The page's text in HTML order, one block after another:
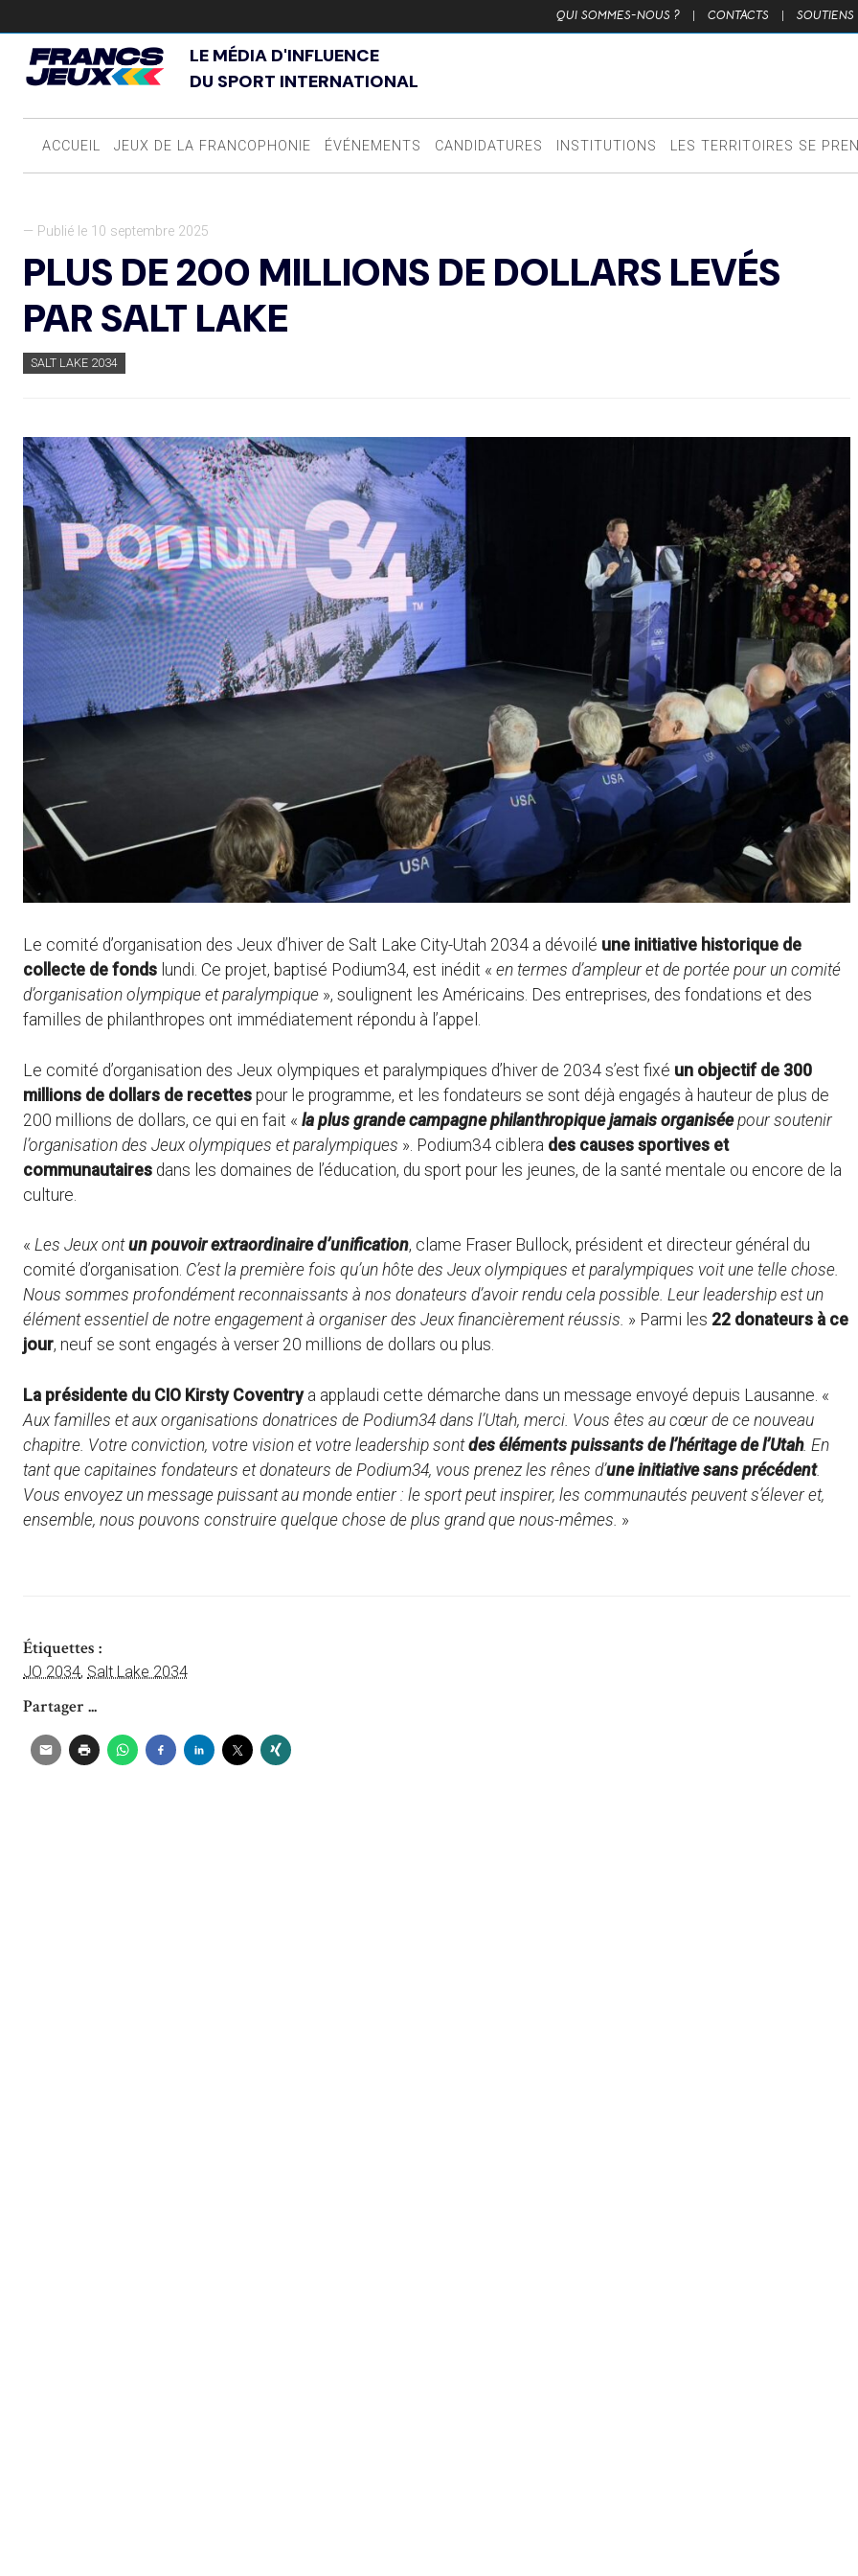
QUI SOMMES-NOUS ? | CONTACTS | SOUTIENS
LE MÉDIA D'INFLUENCE
DU SPORT INTERNATIONAL
ACCUEIL JEUX DE LA FRANCOPHONIE ÉVÉNEMENTS CANDIDATURES INSTITUTIONS LES TERRITOIRES SE
— Publié le 10 septembre 2025
PLUS DE 200 MILLIONS DE DOLLARS LEVÉS
PAR SALT LAKE
SALT LAKE 2034
Le comité d’organisation des Jeux d’hiver de Salt Lake City-Utah 2034 a dévoilé une initiative historique de
collecte de fonds lundi. Ce projet, baptisé Podium34, est inédit « en termes d’ampleur et de portée pour un comité
d’organisation olympique et paralympique », soulignent les Américains. Des entreprises, des fondations et des
familles de philanthropes ont immédiatement répondu à l’appel.
Le comité d’organisation des Jeux olympiques et paralympiques d’hiver de 2034 s’est fixé un objectif de 300
millions de dollars de recettes pour le programme, et les fondateurs se sont déjà engagés à hauteur de plus de
200 millions de dollars, ce qui en fait « la plus grande campagne philanthropique jamais organiséepour soutenir
l’organisation des Jeux olympiques et paralympiques ». Podium34 ciblera des causes sportives et
communautaires dans les domaines de l’éducation, du sport pour les jeunes, de la santé mentale ou encore de la
culture.
« Les Jeux ontun pouvoir extraordinaire d’unification, clame Fraser Bullock, président et directeur général du
comité d’organisation. C’est la première fois qu’un hôte des Jeux olympiques et paralympiques voit une telle chose.
Nous sommes profondément reconnaissants à nos donateurs d’avoir rendu cela possible. Leur leadership est un
élément essentiel de notre engagement à organiser des Jeux financièrement réussis. » Parmi les 22 donateurs à ce
jour, neuf se sont engagés à verser 20 millions de dollars ou plus.
La présidente du CIO Kirsty Coventrya applaudi cette démarche dans un message envoyé depuis Lausanne. «
Aux familles et aux organisations donatrices de Podium34 dans l’Utah, merci. Vous êtes au cœur de ce nouveau
chapitre. Votre conviction, votre vision et votre leadership sontdes éléments puissants de l’héritage de l’Utah. En
tant que capitaines fondateurs et donateurs de Podium34, vous prenez les rênes d’une initiative sans précédent.
Vous envoyez un message puissant au monde entier : le sport peut inspirer, les communautés peuvent s’élever et,
ensemble, nous pouvons construire quelque chose de plus grand que nous-mêmes. »
Étiquettes :
JO 2034, Salt Lake 2034
Partager ...